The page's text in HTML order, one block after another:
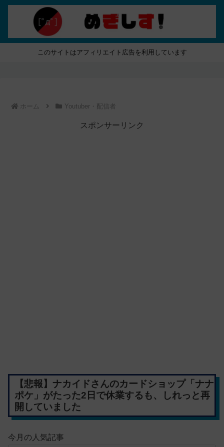
このサイトはアフィリエイト広告を利用しています
ホーム Youtuber・配信者
スポンサーリンク
【悲報】ナカイドさんのカードショップ「ナナ
ポケ」がたった2日で休業するも、しれっと再
開していました
今月の人気記事